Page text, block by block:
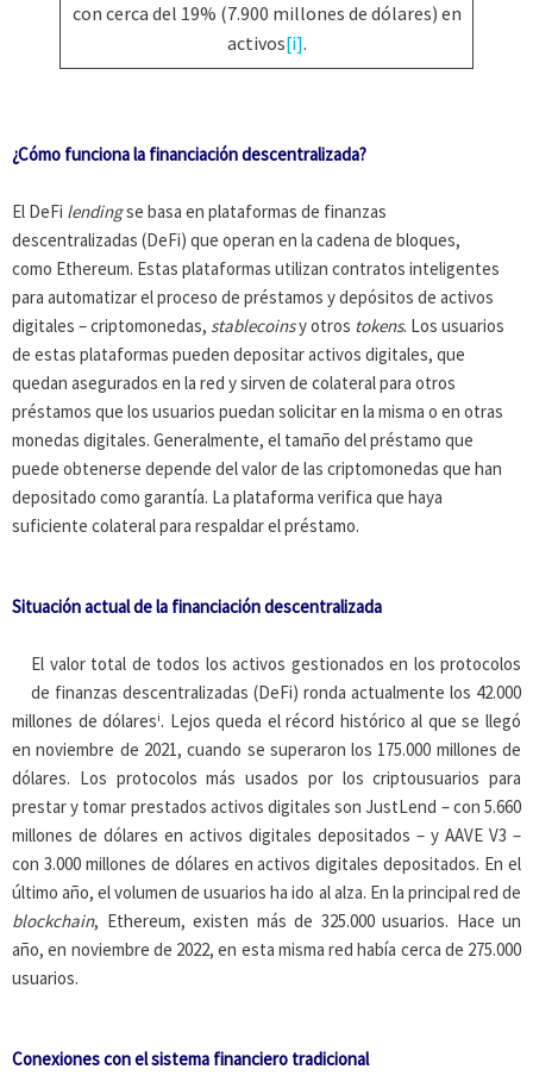
con cerca del 19% (7.900 millones de dólares) en
activos[i].
¿Cómo funciona la financiación descentralizada?
El DeFi lendingse basa en plataformas de finanzas
descentralizadas (DeFi) que operan en la cadena de bloques,
como Ethereum. Estas plataformas utilizan contratos inteligentes
para automatizar el proceso de préstamos y depósitos de activos
digitales – criptomonedas, stablecoinsy otros tokens. Los usuarios
de estas plataformas pueden depositar activos digitales, que
quedan asegurados en la red y sirven de colateral para otros
préstamos que los usuarios puedan solicitar en la misma o en otras
monedas digitales. Generalmente, el tamaño del préstamo que
puede obtenerse depende del valor de las criptomonedas que han
depositado como garantía. La plataforma verifica que haya
suficiente colateral para respaldar el préstamo.
Situación actual de la financiación descentralizada
El valor total de todos los activos gestionados en los protocolos
de finanzas descentralizadas (DeFi) ronda actualmente los 42.000
millones de dólaresi. Lejos queda el récord histórico al que se llegó
en noviembre de 2021, cuando se superaron los 175.000 millones de
dólares. Los protocolos más usados por los criptousuarios para
prestar y tomar prestados activos digitales son JustLend – con 5.660
millones de dólares en activos digitales depositados – y AAVE V3 –
con 3.000 millones de dólares en activos digitales depositados. En el
último año, el volumen de usuarios ha ido al alza. En la principal red de
blockchain, Ethereum, existen más de 325.000 usuarios. Hace un
año, en noviembre de 2022, en esta misma red había cerca de 275.000
usuarios.
Conexiones con el sistema financiero tradicional